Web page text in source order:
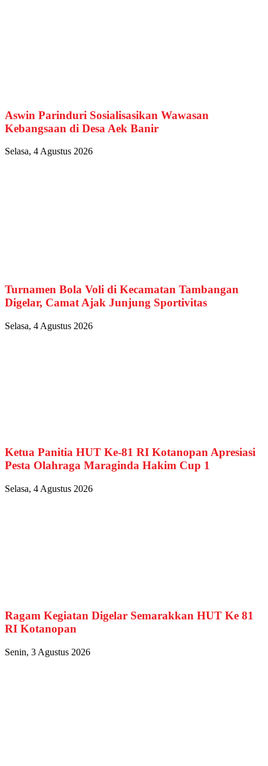
Aswin Parinduri Sosialisasikan Wawasan
Kebangsaan di Desa Aek Banir
Selasa, 4 Agustus 2026
Turnamen Bola Voli di Kecamatan Tambangan
Digelar, Camat Ajak Junjung Sportivitas
Selasa, 4 Agustus 2026
Ketua Panitia HUT Ke-81 RI Kotanopan Apresiasi
Pesta Olahraga Maraginda Hakim Cup 1
Selasa, 4 Agustus 2026
Ragam Kegiatan Digelar Semarakkan HUT Ke 81
RI Kotanopan
Senin, 3 Agustus 2026